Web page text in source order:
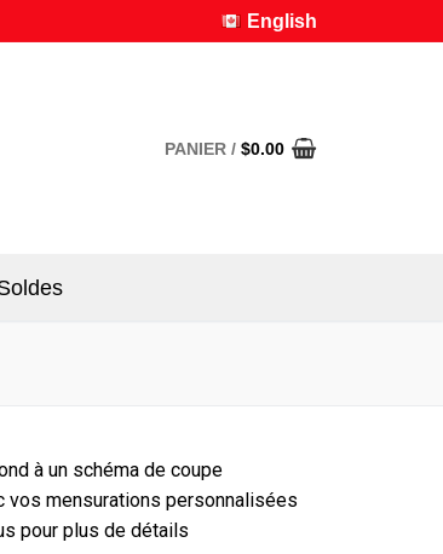
English
PANIER / $0.00
à un schéma de coupe
vos mensurations personnalisées
pour plus de détails